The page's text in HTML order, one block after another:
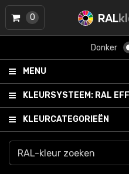
RAL
Donker
MENU
KLEURSYSTEEM: RAL
KLEURCATEGORIEËN
0